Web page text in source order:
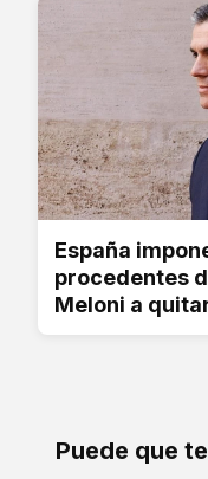
España
procedentes
Meloni a
Puede que